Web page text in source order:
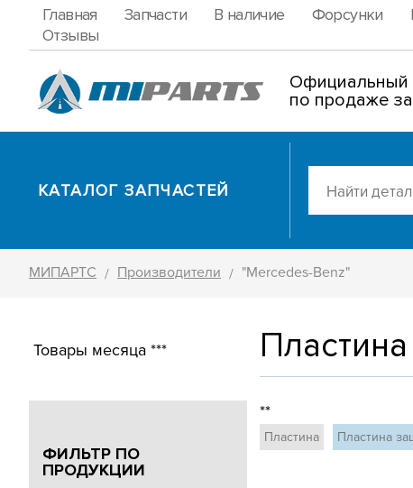
Главная Запчасти В наличие Форсунки
Отзывы
Официальный
по продаже
КАТАЛОГ ЗАПЧАСТЕЙ
МИПАРТС / Производители / "Mercedes-Benz"
Товары месяца ***
ФИЛЬТР ПО
ПРОДУКЦИИ
**
Пластина Пластина